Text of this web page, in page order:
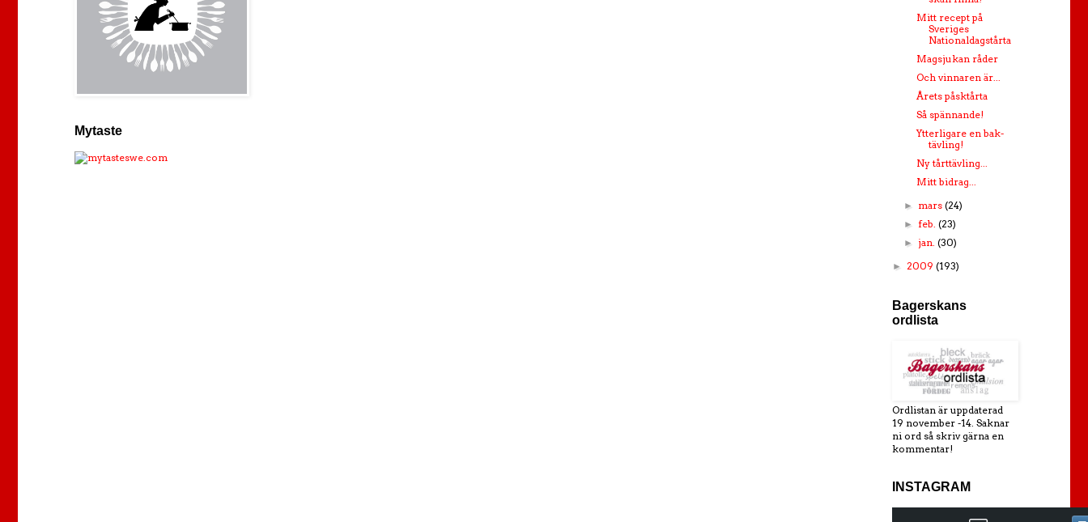
Mytaste
Mitt recept på
Sveriges
Nationaldagstårta
Magsjukan råder
Och vinnaren är...
Årets påsktårta
Så spännande!
Ytterligare en bak-
tävling!
Ny tårttävling...
Mitt bidrag...
► mars(24)
►feb.(23)
► jan.(30)
► 2009 (193)
Bagerskans
ordlista
Ordlistan är uppdaterad
19 november -14. Saknar
ni ord så skriv gärna en
kommentar!
INSTAGRAM